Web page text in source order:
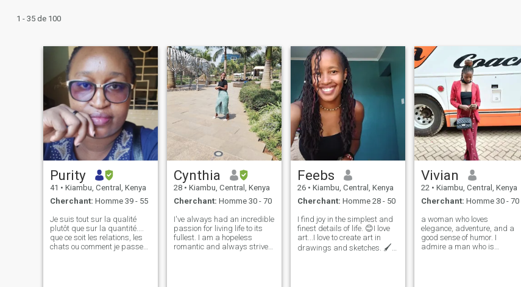
1 - 35 de 100
Purity
41 • Kiambu, Central, Kenya
Cherchant: Homme 39 - 55
Je suis tout sur la qualité
plutôt que sur la quantité....
que ce soit les relations, les
chats ou comment je passe
Cynthia
28 • Kiambu, Central, Kenya
Cherchant: Homme 30 - 70
I've always had an incredible
passion for living life to its
fullest. I am a hopeless
romantic and always strive
Feebs
26 • Kiambu, Central, Kenya
Cherchant: Homme 28 - 50
I find joy in the simplest and
finest details of life. 😊I love
art...I love to create art in
drawings and sketches. 🖌
Vivian
22 • Kiambu, Central, Kenya
Cherchant: Homme 30 - 70
a woman who loves
elegance, adventure, and a
good sense of humor. I
admire a man who is